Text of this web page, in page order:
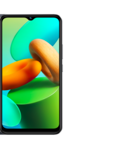
| Елді/аймақты таңдаңыз